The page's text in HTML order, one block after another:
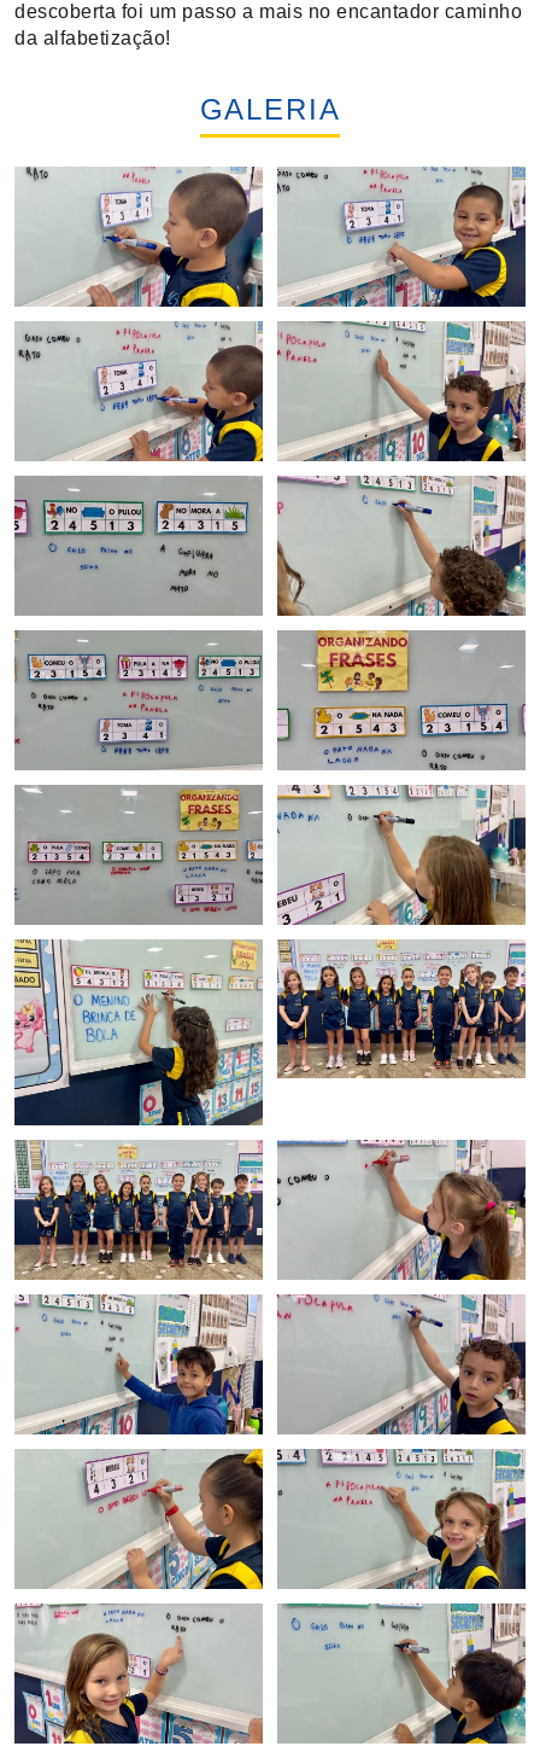
descoberta foi um passo a mais no encantador caminho
da alfabetização!
GALERIA